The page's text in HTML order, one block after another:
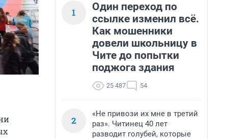
1
Один переход по
ссылке изменил всё.
Как мошенники
довели школьницу в
Чите до попытки
поджога здания
25 487 54
2
«Не привози их мне в третий
раз». Читинец 40 лет
разводит голубей, которые